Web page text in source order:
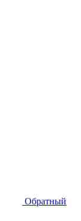
Обратный